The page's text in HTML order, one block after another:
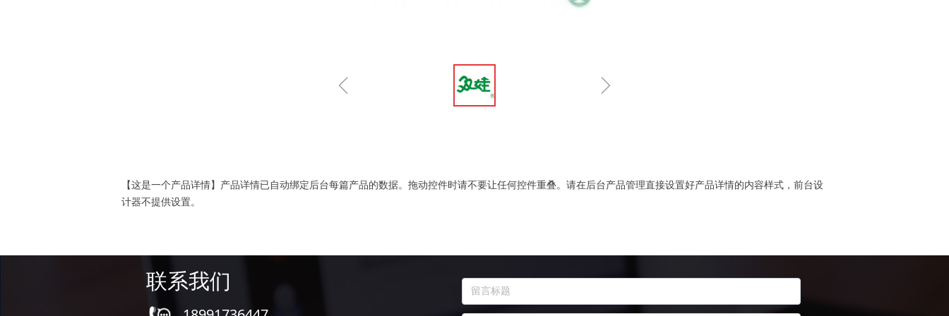
ꁆ ꁇ
【这是一个产品详情】产品详情已自动绑定后台每篇产品的数据。拖动控件时请不要让任何控件重叠。请在后台产品管理直接设置好产品详情的内容样式，前台设
计器不提供设置。
联系我们